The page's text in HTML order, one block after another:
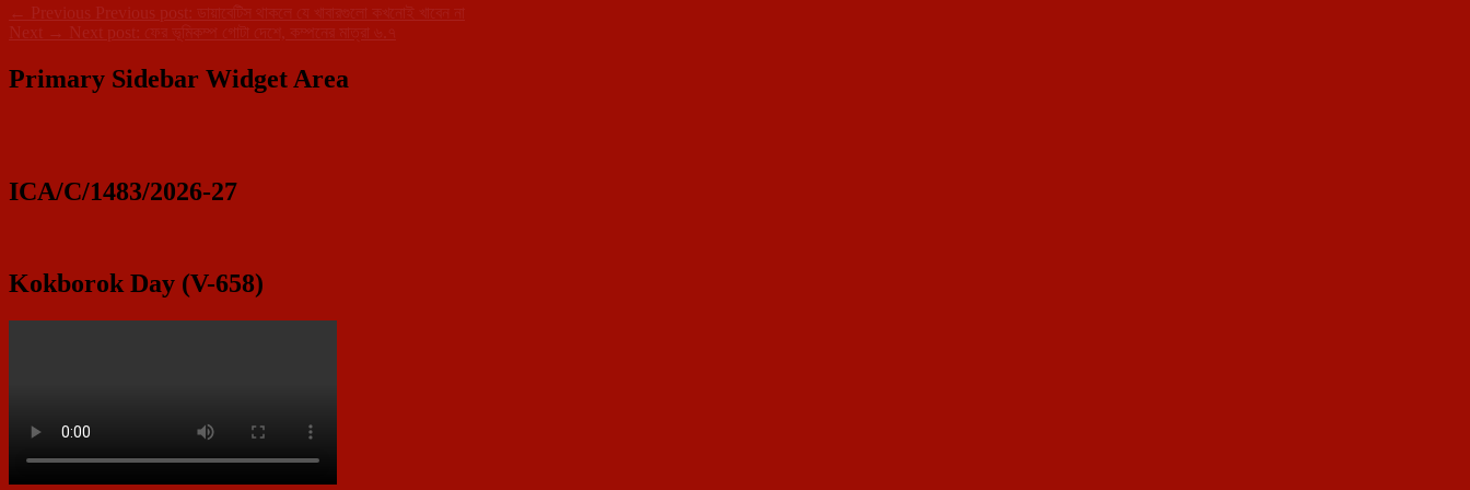
← Previous Previous post:
ডায়াবেটিস থাকলে যে খাবারগুলো কখনোই খাবেন না
Next → Next post: ফের ভূমিকম্প গোটা দেশে, কম্পনের মাত্রা ৬.৭
Primary Sidebar Widget Area
ICA/C/1483/2026-27
Kokborok Day (V-658)